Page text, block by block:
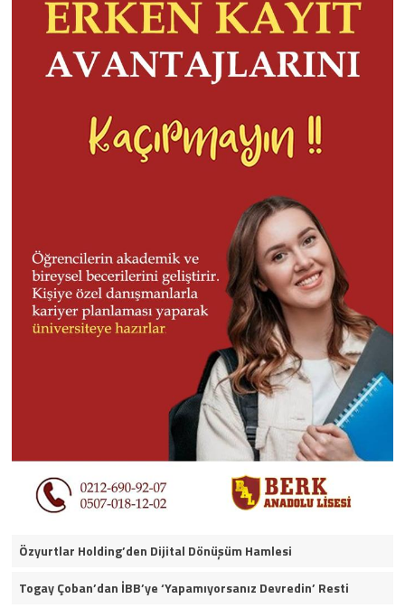
Özyurtlar Holding’den Dijital Dönüşüm Hamlesi
Togay Çoban’dan İBB’ye ‘Yapamıyorsanız Devredin’ Resti